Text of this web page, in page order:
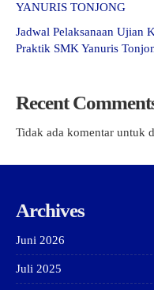
YANURIS TONJONG
Jadwal Pelaksanaan Ujian
Praktik SMK Yanuris
Recent
Tidak ada komentar untuk
Archives
Juni 2026
Juli 2025